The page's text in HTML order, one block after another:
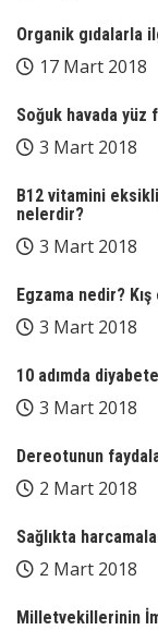
Organik gıdalarla
17 Mart 2018
Soğuk havada
3 Mart 2018
B12 vitamini
nelerdir?
3 Mart 2018
Egzama nedir?
3 Mart 2018
10 adımda
3 Mart 2018
Dereotunun
2 Mart 2018
Sağlıkta
2 Mart 2018
Milletvekillerinin